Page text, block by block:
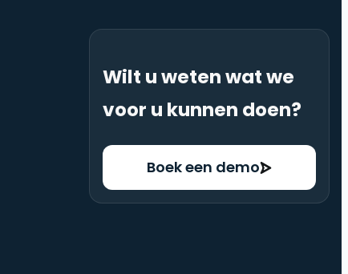
Wilt u weten wat we
voor u kunnen doen?
Boek een demo